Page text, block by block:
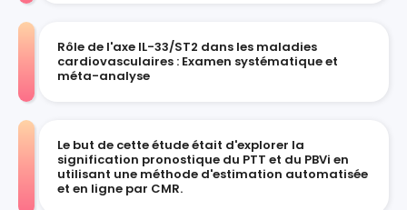
Rôle de l'axe IL-33/ST2 dans les maladies
cardiovasculaires : Examen systématique et
méta-analyse
Le but de cette étude était d'explorer la
signification pronostique du PTT et du PBVi en
utilisant une méthode d'estimation automatisée
et en ligne par CMR.